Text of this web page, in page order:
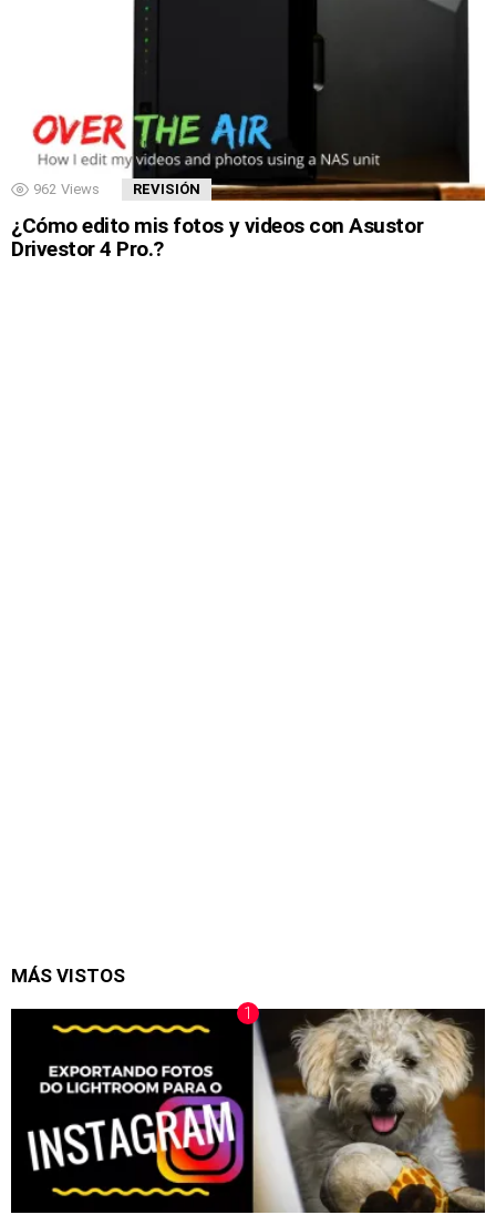
962 Views REVISIÓN
¿Cómo edito mis fotos y videos con Asustor
Drivestor 4 Pro.?
MÁS VISTOS